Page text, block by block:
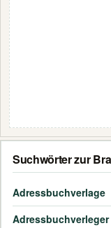
Suchwörter zur
Adressbuchverlage
Adressbuchverleger